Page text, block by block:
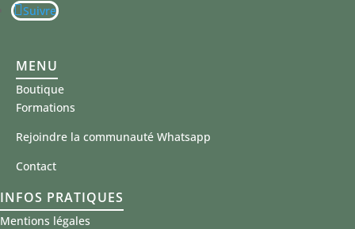
Suivre
MENU
Boutique
Formations
Rejoindre la communauté Whatsapp
Contact
INFOS PRATIQUES
Mentions légales